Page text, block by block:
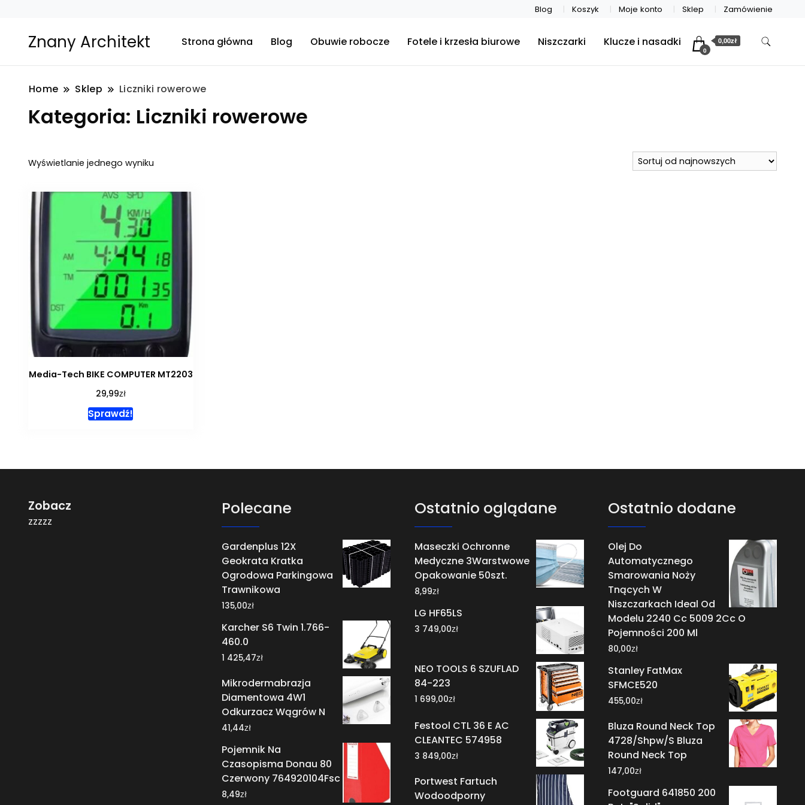
Blog Koszyk Moje konto Sklep Zamówienie
Znany Architekt Strona główna Blog Obuwie robocze Fotele i krzesła biurowe Niszczarki Klucze i nasadki
0
0,00zł
Home Sklep Liczniki rowerowe
Kategoria: Liczniki rowerowe
Wyświetlanie jednego wyniku
Media-Tech BIKE COMPUTER MT2203
29,99zł
Sprawdź!
Zobacz
zzzzz
Polecane
Gardenplus 12X
Geokrata Kratka
Ogrodowa Parkingowa
Trawnikowa
135,00zł
Karcher S6 Twin 1.766-
460.0
1 425,47zł
Mikrodermabrazja
Diamentowa 4W1
Odkurzacz Wągrów N
41,44zł
Pojemnik Na
Czasopisma Donau 80
Czerwony 764920104Fsc
8,49zł
Ostatnio oglądane
Maseczki Ochronne
Medyczne 3Warstwowe
Opakowanie 50szt.
8,99zł
LG HF65LS
3 749,00zł
NEO TOOLS 6 SZUFLAD
84-223
1 699,00zł
Festool CTL 36 E AC
CLEANTEC 574958
3 849,00zł
Portwest Fartuch
Wodoodporny
Ostatnio dodane
Olej Do
Automatycznego
Smarowania Noży
Tnących W
Niszczarkach Ideal Od
Modelu 2240 Cc 5009 2Cc O
Pojemności 200 Ml
80,00zł
Stanley FatMax
SFMCE520
455,00zł
Bluza Round Neck Top
4728/Shpw/S Bluza
Round Neck Top
147,00zł
Footguard 641850 200